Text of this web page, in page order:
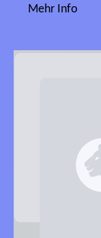
Mehr Info